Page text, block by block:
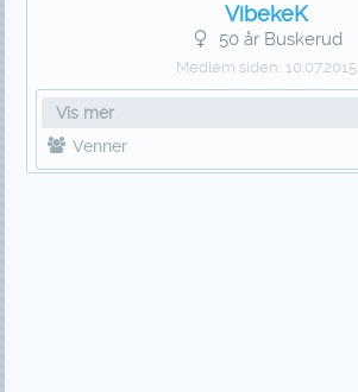
VibekeK
50 år Buskerud
Medlem siden: 10.07.2015
Vis mer
Venner